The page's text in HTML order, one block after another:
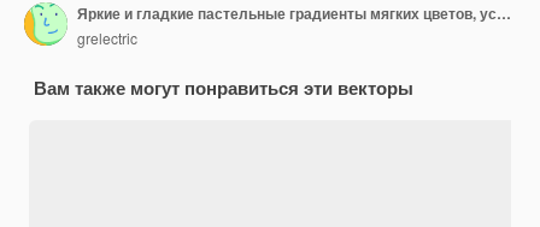
Яркие и гладкие пастельные градиенты мягких цветов, установленные для устройств ПК и современных экранов смартфонов
grelectric
Вам также могут понравиться эти векторы